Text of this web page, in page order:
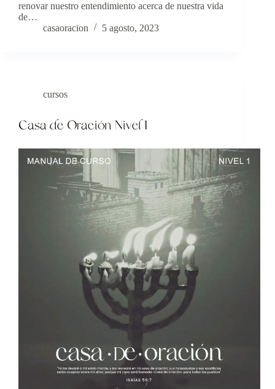
renovar nuestro entendimiento acerca de nuestra vida
de…
casaoracion
5 agosto, 2023
cursos
Casa de Oración Nivel 1